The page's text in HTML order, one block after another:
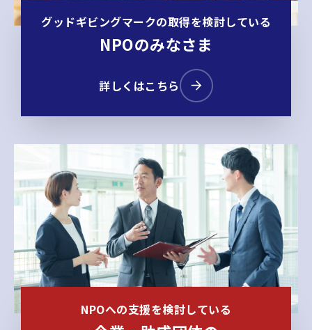
グッドギビングマークの取得を検討している
NPOのみなさま
詳しくはこちら
NPOへの支援を検討している